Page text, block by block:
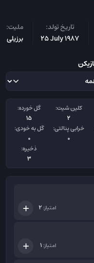
تاریخ تولد:
25 July 1987
ملیت:
برزیلی
کلین شیت:
2
گل خورده:
15
خرابی پنالتی:
0
گل به خودی:
0
ذخیره:
3
امتیاز: 2
امتیاز:1